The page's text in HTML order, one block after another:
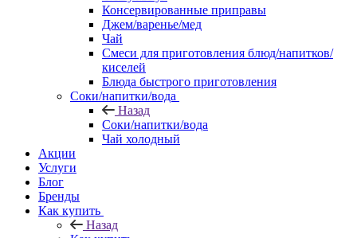
Консервированные приправы
Джем/варенье/мед
Чай
Смеси для приготовления блюд/напитков/
киселей
Блюда быстрого приготовления
Соки/напитки/вода
Назад
Соки/напитки/вода
Чай холодный
Акции
Услуги
Блог
Бренды
Как купить
Назад